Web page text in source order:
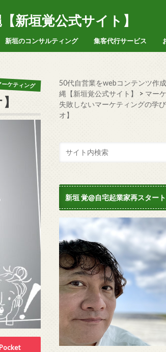
新垣覚公式サイト】
新垣のコンサルティング 集客代行サービス
ーケティング
50代自営業をwebコンテンツ作
縄【新垣覚公式サイト】
> マー
失敗しないマーケティングの学
オ】
新垣 覚@自宅起業家再スター